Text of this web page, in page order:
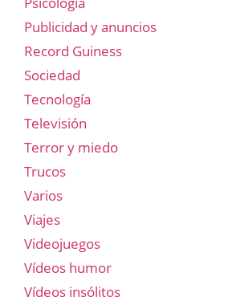
Publicidad y anuncios
Record Guiness
Sociedad
Tecnología
Televisión
Terror y miedo
Trucos
Varios
Viajes
Videojuegos
Vídeos humor
Vídeos insólitos